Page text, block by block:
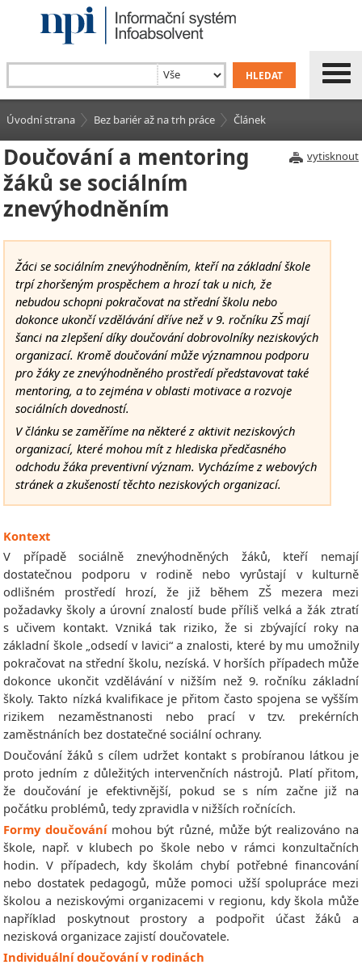
Úvodní strana Bez bariér až na trh práce Článek
vytisknout
Doučování a mentoring
žáků se sociálním
znevýhodněním
Žáci se sociálním znevýhodněním, kteří na základní škole
trpí zhoršeným prospěchem a hrozí tak u nich, že
nebudou schopni pokračovat na střední školu nebo
dokonce ukončí vzdělávání dříve než v 9. ročníku ZŠ mají
šanci na zlepšení díky doučování dobrovolníky neziskových
organizací. Kromě doučování může významnou podporu
pro žáky ze znevýhodněného prostředí představovat také
mentoring, a to zejména v oblasti motivace a rozvoje
sociálních dovedností.
V článku se zaměříme na některé z aktivit neziskových
organizací, které mohou mít z hlediska předčasného
odchodu žáka preventivní význam. Vycházíme z webových
stránek a zkušeností těchto neziskových organizací.
Kontext
V případě sociálně znevýhodněných žáků, kteří nemají
dostatečnou podporu v rodině nebo vyrůstají v kulturně
odlišném prostředí hrozí, že již během ZŠ mezera mezi
požadavky školy a úrovní znalostí bude příliš velká a žák ztratí
s učivem kontakt. Vzniká tak riziko, že si zbývající roky na
základní škole „odsedí v lavici“ a znalosti, které by mu umožnily
pokračovat na střední školu, nezíská. V horších případech může
dokonce ukončit vzdělávání v nižším než 9. ročníku základní
školy. Takto nízká kvalifikace je přitom často spojena se vyšším
rizikem nezaměstnanosti nebo prací v tzv. prekérních
zaměstnáních bez dostatečné sociální ochrany.
Doučování žáků s cílem udržet kontakt s probíranou látkou je
proto jedním z důležitých intervenčních nástrojů. Platí přitom,
že doučování je efektivnější, pokud se s ním začne již na
počátku problémů, tedy zpravidla v nižších ročnících.
Formy doučování mohou být různé, může být realizováno na
škole, např. v klubech po škole nebo v rámci konzultačních
hodin. V případech, kdy školám chybí potřebné financování
nebo dostatek pedagogů, může pomoci užší spolupráce mezi
školou a neziskovými organizacemi v regionu, kdy škola může
například poskytnout prostory a podpořit účast žáků a
nezisková organizace zajistí doučovatele.
Individuální doučování v rodinách